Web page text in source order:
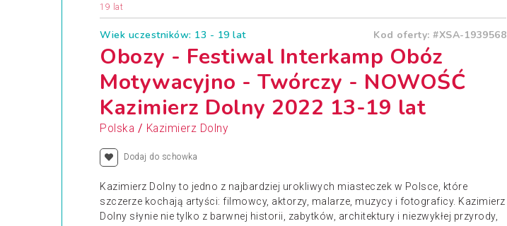
19 lat
Wiek uczestników: 13 - 19 lat Kod oferty: #XSA-1939568
Obozy - Festiwal Interkamp Obóz
Motywacyjno - Twórczy - NOWOŚĆ
Kazimierz Dolny 2022 13-19 lat
Polska / Kazimierz Dolny
Dodaj do schowka
Kazimierz Dolny to jedno z najbardziej urokliwych miasteczek w Polsce, które
szczerze kochają artyści: filmowcy, aktorzy, malarze, muzycy i fotograficy. Kazimierz
Dolny słynie nie tylko z barwnej historii, zabytków, architektury i niezwykłej przyrody,